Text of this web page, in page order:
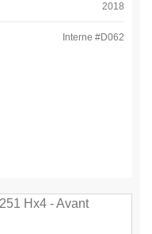
2018
Interne #D062